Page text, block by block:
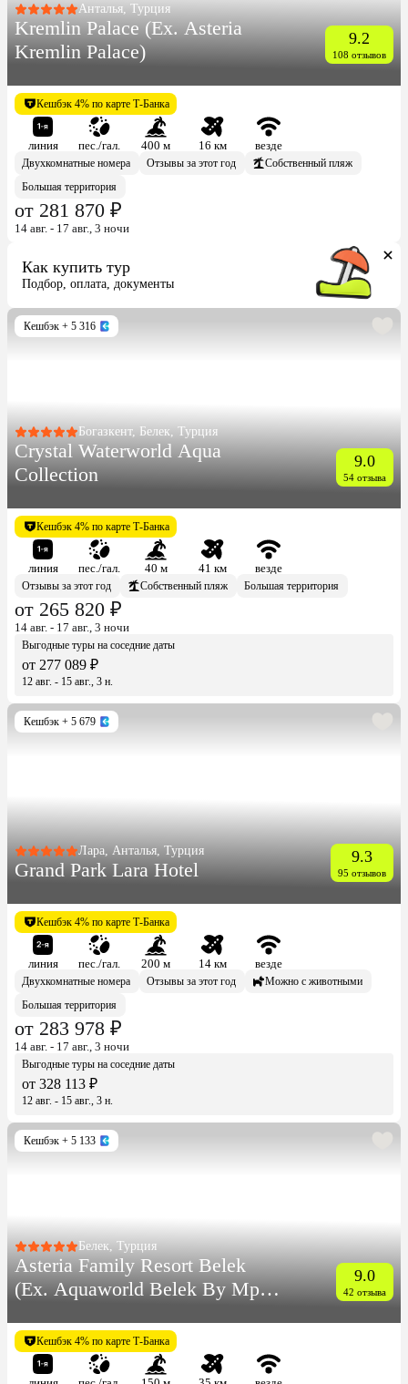
Анталья, Турция
Kremlin Palace (Ex. Asteria
Kremlin Palace)
9.2
108 отзывов
Кешбэк 4% по карте Т-Банка
линия пес./гал. 400 м 16 км
везде
Двухкомнатные номера
Отзывы за этот год
Собственный пляж
Большая территория
от 281 870 ₽
14 авг. - 17 авг., 3 ночи
Как купить тур
Подбор, оплата, документы
Кешбэк + 5 316
Богазкент, Белек, Турция
Crystal Waterworld Aqua
Collection
9.0
54 отзыва
Кешбэк 4% по карте Т-Банка
линия пес./гал. 40 м 41 км
везде
Отзывы за этот год
Собственный пляж Большая территория
от 265 820 ₽
14 авг. - 17 авг., 3 ночи
Выгодные туры на соседние даты
от 277 089 ₽
12 авг. - 15 авг., 3 н.
Кешбэк + 5 679
Лара, Анталья, Турция
Grand Park Lara Hotel
9.3
95 отзывов
Кешбэк 4% по карте Т-Банка
линия пес./гал. 200 м 14 км
везде
Двухкомнатные номера
Отзывы за этот год
Можно с животными
Большая территория
от 283 978 ₽
14 авг. - 17 авг., 3 ночи
Выгодные туры на соседние даты
от 328 113 ₽
12 авг. - 15 авг., 3 н.
Кешбэк + 5 133
Белек, Турция
Asteria Family Resort Belek
(Ex. Aquaworld Belek By Mp
9.0
42 отзыва
Кешбэк 4% по карте Т-Банка